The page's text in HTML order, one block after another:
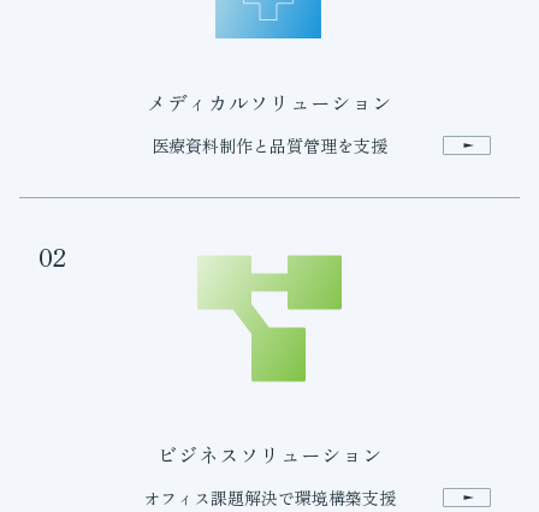
メディカルソリューション
医療資料制作と品質管理を支援
02
ビジネスソリューション
オフィス課題解決で環境構築支援